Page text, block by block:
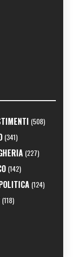
(508)
(341)
(227)
(142)
(124)
(118)